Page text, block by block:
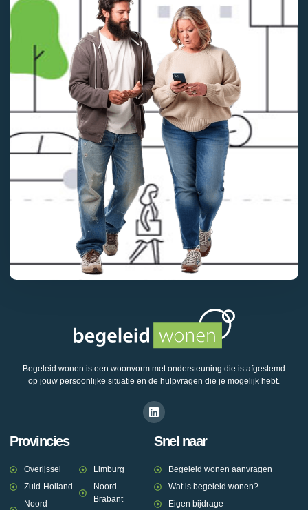
Begeleid wonen is een woonvorm met ondersteuning die is afgestemd
op jouw persoonlijke situatie en de hulpvragen die je mogelijk hebt.
Provincies
Overijssel
Zuid-Holland
Noord-
Limburg
Noord-
Brabant
Snel naar
Begeleid wonen aanvragen
Wat is begeleid wonen?
Eigen bijdrage